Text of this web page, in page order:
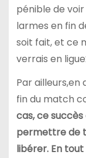
pénible de
larmes en fin
soit fait, et ce
verrais en
Par
fin du match
cas, ce
permettre de
libérer. En